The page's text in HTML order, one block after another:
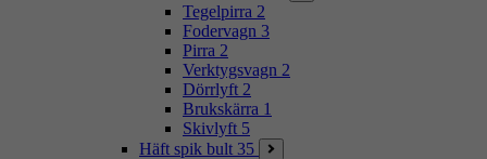
Tegelpirra 2
Fodervagn 3
Pirra 2
Verktygsvagn 2
Dörrlyft 2
Brukskärra 1
Skivlyft 5
Häft spik bult 35